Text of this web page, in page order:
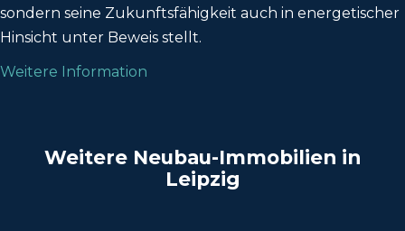
sondern seine Zukunftsfähigkeit auch in energetischer
Hinsicht unter Beweis stellt.
Weitere Information
Weitere Neubau-Immobilien in
Leipzig